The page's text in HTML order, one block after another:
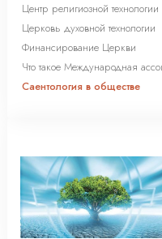
Центр религиозной технологии
Церковь духовной технологии
Финансирование Церкви
Что такое Международная
Саентология в обществе